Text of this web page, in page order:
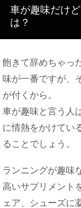
大学の
スも紹
パンの
救済法
机にう
好きな
の心
車が趣味だけ
は？
飽きて辞めちゃっ
味が一番ですが、
が付くから。
車が趣味と言う人
に情熱をかけてい
ることでしょう。
ランニングが趣味
高いサプリメント
ェア、シューズに